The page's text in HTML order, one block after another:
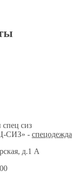
СИЗ» - спецодежда
д.1 А